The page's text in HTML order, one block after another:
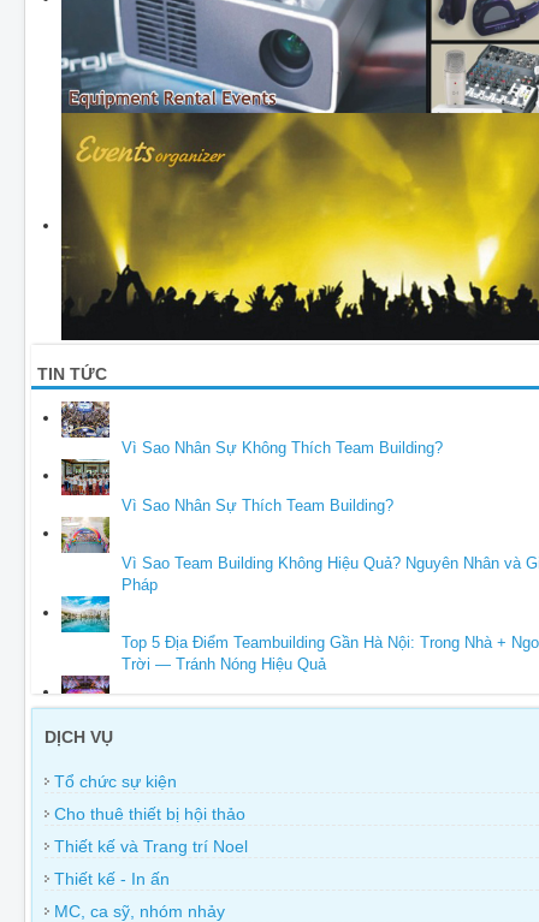
TIN TỨC
Vì Sao Nhân Sự Không Thích Team Building?
Vì Sao Nhân Sự Thích Team Building?
Vì Sao Team Building Không Hiệu Quả? Nguyên Nhân và
Pháp
Top 5 Địa Điểm Teambuilding Gần Hà Nội: Trong Nhà +
Trời — Tránh Nóng Hiệu Quả
DỊCH VỤ
Tổ chức sự kiện
Cho thuê thiết bị hội thảo
Thiết kế và Trang trí Noel
Thiết kế - In ấn
MC, ca sỹ, nhóm nhảy